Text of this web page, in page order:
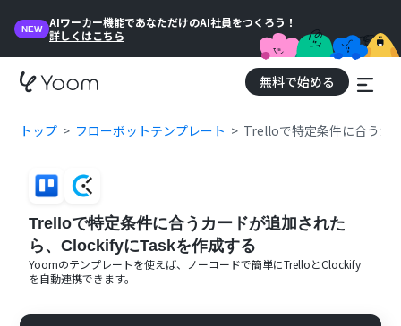
NEW
AIワーカー機能であなただけのAI社員をつくろう！
詳しくはこちら
無料で始める
トップ フローボットテンプレート Trelloで特定条件に合うカ
Trelloで特定条件に合うカードが追加された
ら、ClockifyにTaskを作成する
Yoomのテンプレートを使えば、ノーコードで簡単にTrelloとClockify
を自動連携できます。